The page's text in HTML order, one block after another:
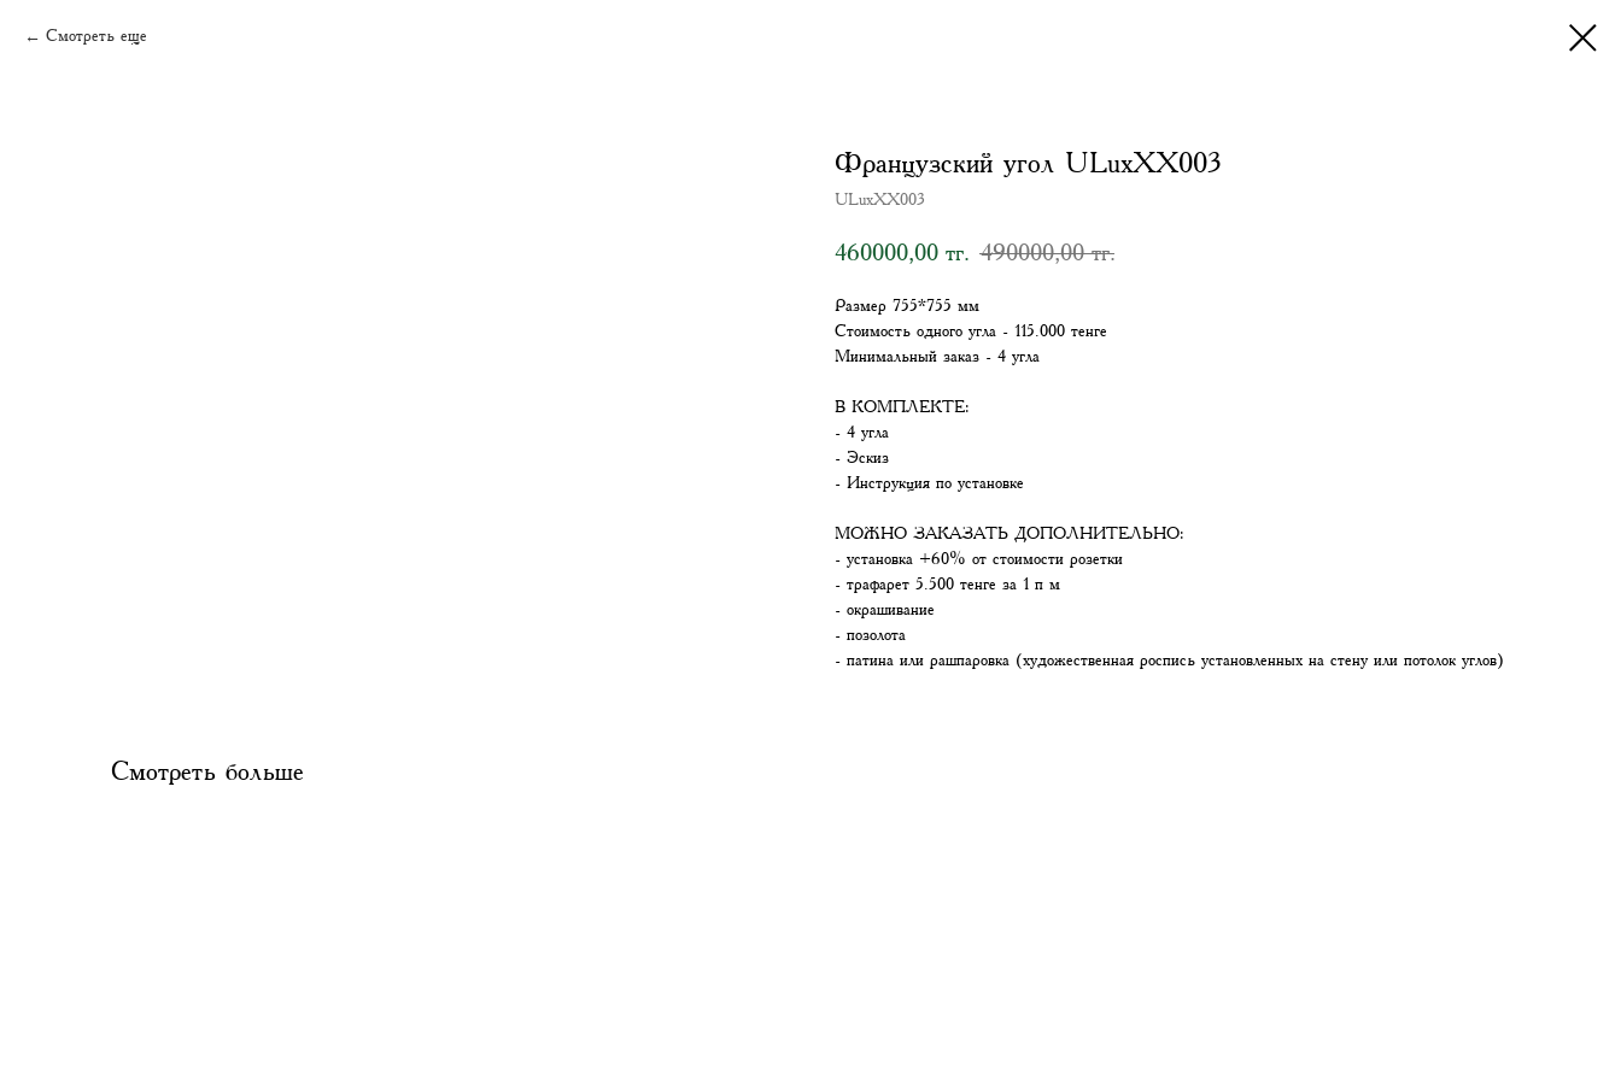
Смотреть еще
Французский угол ULuxXX003
ULuxXX003
460000,00 тг. 490000,00 тг.
Размер 755*755 мм
Стоимость одного угла - 115.000 тенге
Минимальный заказ - 4 угла
В КОМПЛЕКТЕ:
- 4 угла
- Эскиз
- Инструкция по установке
МОЖНО ЗАКАЗАТЬ ДОПОЛНИТЕЛЬНО:
- установка +60% от стоимости розетки
- трафарет 5.500 тенге за 1 п м
- окрашивание
- позолота
- патина или рашпаровка (художественная роспись установленных на стену или потолок углов)
Смотреть больше